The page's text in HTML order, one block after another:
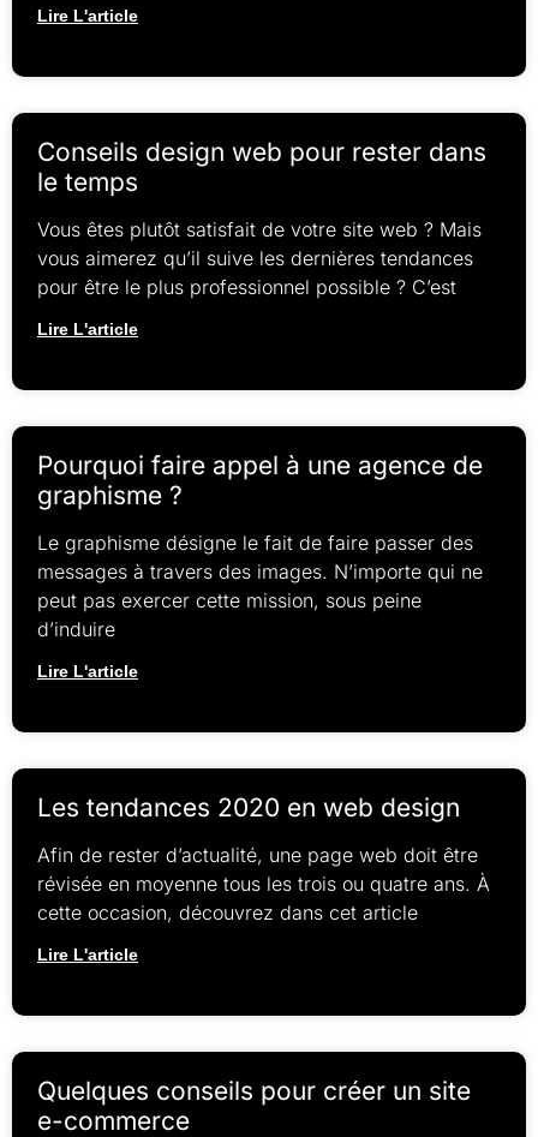
Lire L'article
Conseils design web pour rester dans
le temps
Vous êtes plutôt satisfait de votre site web ? Mais
vous aimerez qu’il suive les dernières tendances
pour être le plus professionnel possible ? C’est
Lire L'article
Pourquoi faire appel à une agence de
graphisme ?
Le graphisme désigne le fait de faire passer des
messages à travers des images. N’importe qui ne
peut pas exercer cette mission, sous peine
d’induire
Lire L'article
Les tendances 2020 en web design
Afin de rester d’actualité, une page web doit être
révisée en moyenne tous les trois ou quatre ans. À
cette occasion, découvrez dans cet article
Lire L'article
Quelques conseils pour créer un site
e-commerce